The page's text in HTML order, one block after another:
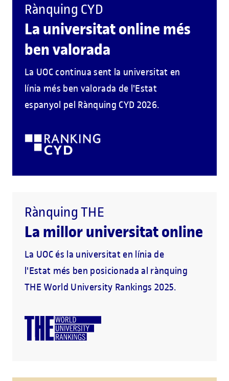
Rànquing CYD
La universitat online més
ben valorada
La UOC continua sent la universitat en
línia més ben valorada de l'Estat
espanyol pel Rànquing CYD 2026.
Rànquing THE
La millor universitat online
La UOC és la universitat en línia de
l'Estat més ben posicionada al rànquing
THE World University Rankings 2025.